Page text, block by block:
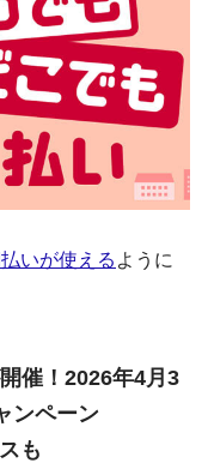
いが使える ように
催！2026年4月3
ンペーン
も